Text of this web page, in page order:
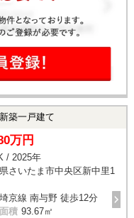
築一戸建て
万円
/ 2025年
さいたま市中央区新中里1
埼京線 南与野 徒歩12分
積 93.67㎡